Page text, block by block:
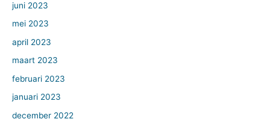
juni 2023
mei 2023
april 2023
maart 2023
februari 2023
januari 2023
december 2022